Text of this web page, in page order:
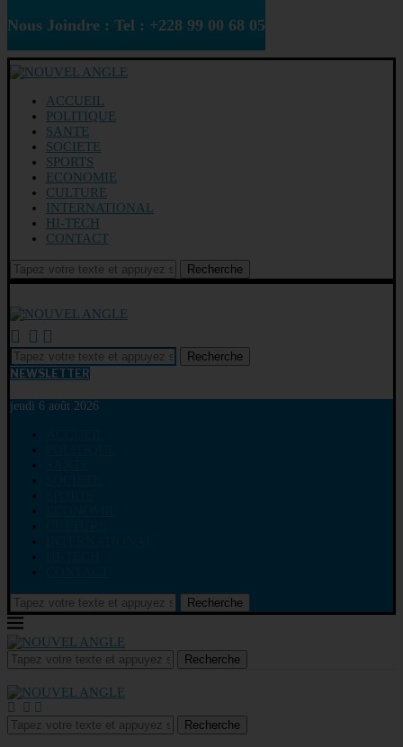
Nous Joindre : Tel : +228 99 00 68 05
ACCUEIL
POLITIQUE
SANTE
SOCIETE
SPORTS
ECONOMIE
CULTURE
INTERNATIONAL
HI-TECH
CONTACT
Recherche
Recherche
NEWSLETTER
jeudi 6 août 2026
Recherche
Recherche
Recherche